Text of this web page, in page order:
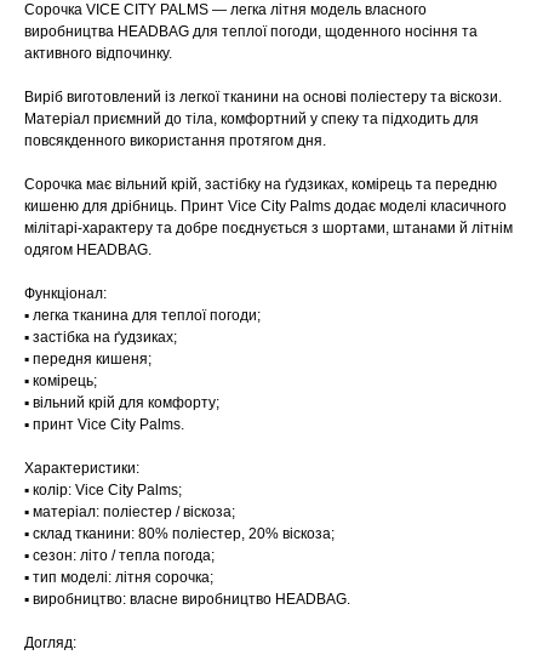
Сорочка VICE CITY PALMS — легка літня модель власного
виробництва HEADBAG для теплої погоди, щоденного носіння та
активного відпочинку.
Виріб виготовлений із легкої тканини на основі поліестеру та віскози.
Матеріал приємний до тіла, комфортний у спеку та підходить для
повсякденного використання протягом дня.
Сорочка має вільний крій, застібку на ґудзиках, комірець та передню
кишеню для дрібниць. Принт Vice City Palms додає моделі класичного
мілітарі-характеру та добре поєднується з шортами, штанами й літнім
одягом HEADBAG.
Функціонал:
▪️ легка тканина для теплої погоди;
▪️ застібка на ґудзиках;
▪️ передня кишеня;
▪️ комірець;
▪️ вільний крій для комфорту;
▪️ принт Vice City Palms.
Характеристики:
▪️ колір: Vice City Palms;
▪️ матеріал: поліестер / віскоза;
▪️ склад тканини: 80% поліестер, 20% віскоза;
▪️ сезон: літо / тепла погода;
▪️ тип моделі: літня сорочка;
▪️ виробництво: власне виробництво HEADBAG.
Догляд: